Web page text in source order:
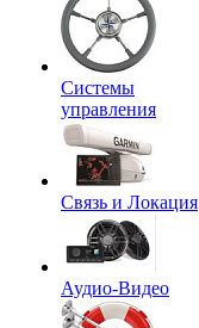
Системы
управления
Связь и Локация
Аудио-Видео